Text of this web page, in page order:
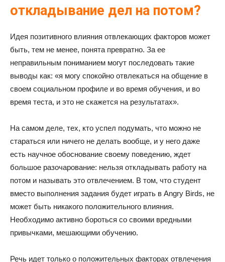
откладывание дел на потом?
Идея позитивного влияния отвлекающих факторов может
быть, тем не менее, понята превратно. За ее
неправильным пониманием могут последовать такие
выводы как: «я могу спокойно отвлекаться на общение в
своем социальном профиле и во время обучения, и во
время теста, и это не скажется на результатах».
На самом деле, тех, кто успел подумать, что можно не
стараться или ничего не делать вообще, и у него даже
есть научное обоснование своему поведению, ждет
большое разочарование: нельзя откладывать работу на
потом и называть это отвлечением. В том, что студент
вместо выполнения задания будет играть в Angry Birds, не
может быть никакого положительного влияния.
Необходимо активно бороться со своими вредными
привычками, мешающими обучению.
Речь идет только о положительных факторах отвлечения